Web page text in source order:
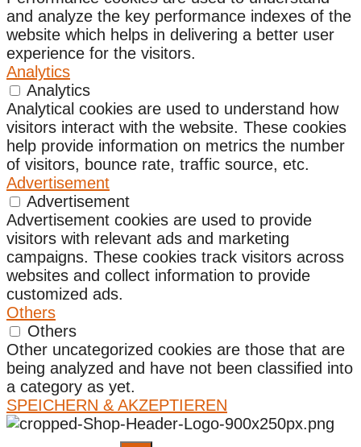
and analyze the key performance indexes of the
website which helps in delivering a better user
experience for the visitors.
Analytics
Analytics
Analytical cookies are used to understand how
visitors interact with the website. These cookies
help provide information on metrics the number
of visitors, bounce rate, traffic source, etc.
Advertisement
Advertisement
Advertisement cookies are used to provide
visitors with relevant ads and marketing
campaigns. These cookies track visitors across
websites and collect information to provide
customized ads.
Others
Others
Other uncategorized cookies are those that are
being analyzed and have not been classified into
a category as yet.
SPEICHERN & AKZEPTIEREN